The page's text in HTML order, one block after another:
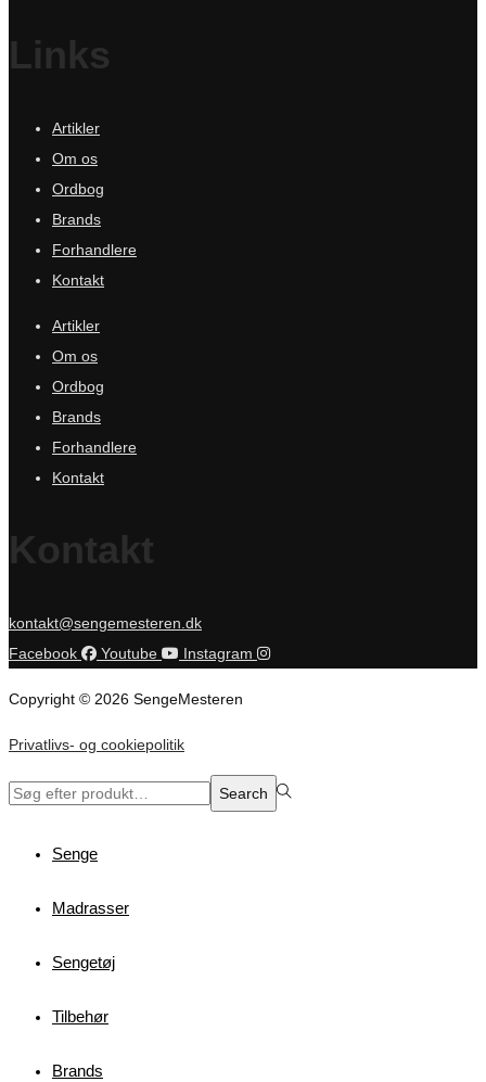
Links
Artikler
Om os
Ordbog
Brands
Forhandlere
Kontakt
Artikler
Om os
Ordbog
Brands
Forhandlere
Kontakt
Kontakt
kontakt@sengemesteren.dk
Facebook
Youtube Instagram
Copyright © 2026 SengeMesteren
Privatlivs- og cookiepolitik
Search
Search
Senge
Madrasser
Sengetøj
Tilbehør
Brands